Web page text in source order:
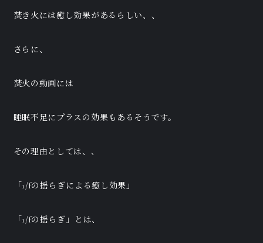
焚き火には癒し効果があるらしい、、
さらに、
焚火の動画には
睡眠不足にプラスの効果もあるそうです。
その理由としては、、
「1/fの揺らぎによる癒し効果」
「1/fの揺らぎ」とは、